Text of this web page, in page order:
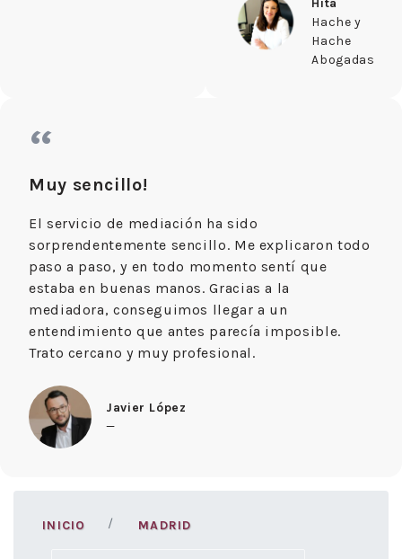
Hache y
Hache
Abogadas
“
Muy sencillo!
El servicio de mediación ha sido
sorprendentemente sencillo. Me explicaron todo
paso a paso, y en todo momento sentí que
estaba en buenas manos. Gracias a la
mediadora, conseguimos llegar a un
entendimiento que antes parecía imposible.
Trato cercano y muy profesional.
Javier López
—
INICIO MADRID